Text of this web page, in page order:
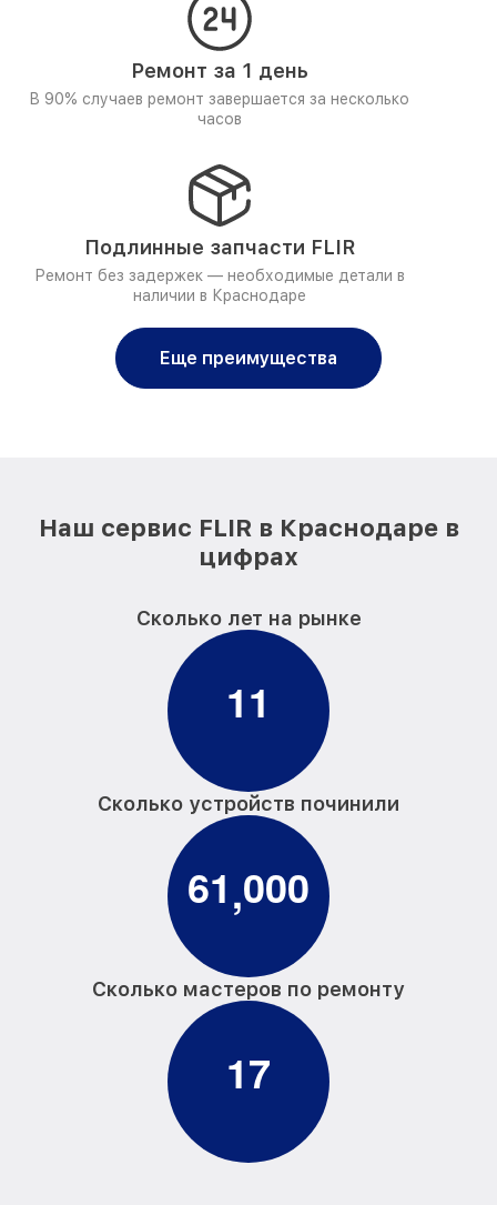
Ремонт за 1 день
В 90% случаев ремонт завершается за несколько
часов
Подлинные запчасти FLIR
Ремонт без задержек — необходимые детали в
наличии в Краснодаре
Еще преимущества
Наш сервис FLIR в Краснодаре в
цифрах
Сколько лет на рынке
11
Сколько устройств починили
61,000
Сколько мастеров по ремонту
17